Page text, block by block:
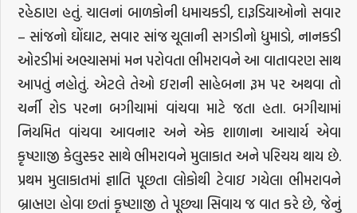
રહેઠાણ હતું. ચાલનાં બાળકોની ધમાચકડી, દારૂડિયાઓનો સવાર
– સાંજનો ઘોંઘાટ, સવાર સાંજ ચૂલાની સગડીનો ધુમાડો, નાનકડી
ઓરડીમાં અભ્યાસમાં મન પરોવતા ભીમરાવને આ વાતાવરણ સાથ
આપતું નહોતું. એટલે તેઓ ઇરાની સાહેબના રૂમ પર અથવા તો
ચર્ની રોડ પરના બગીચામાં વાંચવા માટે જતા હતા. બગીચામાં
નિયમિત વાંચવા આવનાર અને એક શાળાના આચાર્ય એવા
કૃષ્ણાજી કેલુસ્કર સાથે ભીમરાવને મુલાકાત અને પરિચય થાય છે.
પ્રથમ મુલાકાતમાં જ્ઞાતિ પૂછતા લોકોથી ટેવાઇ ગયેલા ભીમરાવને
બ્રાહ્મણ હોવા છતાં કૃષ્ણાજી તે પૂછ્યા સિવાય જ વાત કરે છે, જેનું